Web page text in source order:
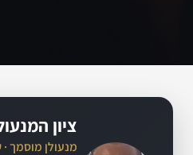
ציון
מנעולן מוסמך